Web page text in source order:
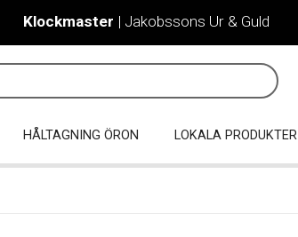
Klockmaster | Jakobssons Ur & Guld
HÅLTAGNING ÖRON LOKALA PRODUKTER